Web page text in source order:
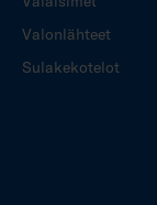
Valonlähteet
Sulakekotelot